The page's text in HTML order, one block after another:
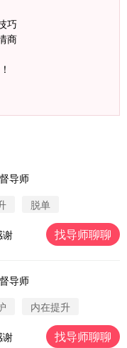
巧
商
导师
脱单
谢 找导师聊聊
导师
内在提升
谢 找导师聊聊
咨询，已获得专属情感方
面咨询，已获得专属情感方